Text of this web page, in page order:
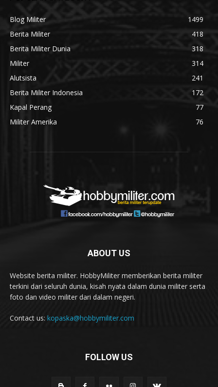
Blog Militer
1499
Berita Militer
418
Berita Militer Dunia
318
Militer
314
Alutsista
241
Berita Militer Indonesia
172
Kapal Perang
77
Militer Amerika
76
ABOUT US
Website berita militer. HobbyMiliter memberikan berita militer
terkini dari seluruh dunia, kisah nyata dalam dunia militer serta
foto dan video militer dari dalam negeri.
Contact us: kopaska@hobbymiliter.com
FOLLOW US